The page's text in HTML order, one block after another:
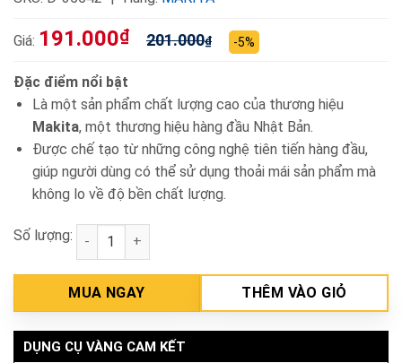
Giá: 191.000₫ 201.000₫ -5%
Đặc điểm nổi bật
Là một sản phẩm chất lượng cao của thương hiệu
Makita, một thương hiệu hàng đầu Nhật Bản.
Được chế tạo từ những công nghệ tiên tiến hàng đầu,
giúp người dùng có thể sử dụng thoải mái sản phẩm mà
không lo về độ bền chất lượng.
Số lượng: Mũi khoét lỗ 89mm Makita D-35542 số lượng
MUA NGAY THÊM VÀO GIỎ
DỤNG CỤ VÀNG CAM KẾT